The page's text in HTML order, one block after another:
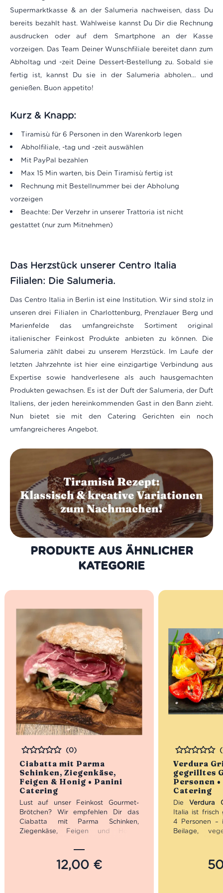
Supermarktkasse & an der Salumeria nachweisen, dass Du
bereits bezahlt hast. Wahlweise kannst Du Dir die Rechnung
ausdrucken oder auf dem Smartphone an der Kasse
vorzeigen. Das Team Deiner Wunschfiliale bereitet dann zum
Abholtag und -zeit Deine Dessert-Bestellung zu. Sobald sie
fertig ist, kannst Du sie in der Salumeria abholen… und
genießen. Buon appetito!
Kurz & Knapp:
Tiramisù für 6 Personen in den Warenkorb legen
Abholfiliale, -tag und -zeit auswählen
Mit PayPal bezahlen
Max 15 Min warten, bis Dein Tiramisù fertig ist
Rechnung mit Bestellnummer bei der Abholung
vorzeigen
Beachte: Der Verzehr in unserer Trattoria ist nicht
gestattet (nur zum Mitnehmen)
Das Herzstück unserer Centro Italia
Filialen: Die Salumeria.
Das Centro Italia in Berlin ist eine Institution. Wir sind stolz in
unseren drei Filialen in Charlottenburg, Prenzlauer Berg und
Marienfelde das umfangreichste Sortiment original
italienischer Feinkost Produkte anbieten zu können. Die
Salumeria zählt dabei zu unserem Herzstück. Im Laufe der
letzten Jahrzehnte ist hier eine einzigartige Verbindung aus
Expertise sowie handverlesene als auch hausgemachten
Produkten gewachsen. Es ist der Duft der Salumeria, der Duft
Italiens, der jeden hereinkommenden Gast in den Bann zieht.
Nun bietet sie mit den Catering Gerichten ein noch
umfangreicheres Angebot.
PRODUKTE AUS DER GLEICHEN
KATEGORIE
Ciabatta mit Parma
Schinken, Ziegenkäse,
Feigen & Honig • Panini
Catering
Bewertet
(0)
Lust auf unser Feinkost Gourmet-
Brötchen? Wir empfehlen Dir das
Ciabatta mit Parma Schinken,
Ziegenkäse, Feigen und Honig.
schmilzt förmlich auf der Zunge. Sein
aromatisch-sälziger Geschmack,
harmonisiert perfekt mit den
12,00 €
Verdura
gegrilltes
Personen
Catering
Bewertet
DieVerdura
Italia ist frisch
4 Personen –
Beilage,
Zucchini,